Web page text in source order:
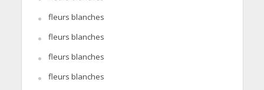
fleurs blanches
fleurs blanches
fleurs blanches
fleurs blanches